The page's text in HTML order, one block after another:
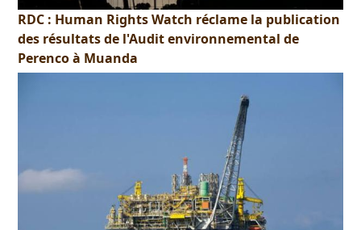
RDC : Human Rights Watch réclame la publication
des résultats de l'Audit environnemental de
Perenco à Muanda